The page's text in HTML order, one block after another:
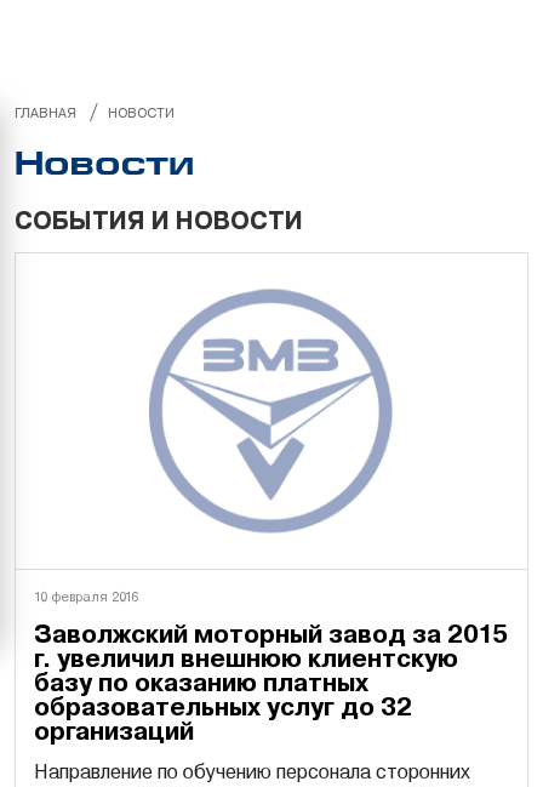
ГЛАВНАЯ / НОВОСТИ
Новости
СОБЫТИЯ И НОВОСТИ
10 февраля 2016
Заволжский моторный завод за 2015
г. увеличил внешнюю клиентскую
базу по оказанию платных
образовательных услуг до 32
организаций
Направление по обучению персонала сторонних